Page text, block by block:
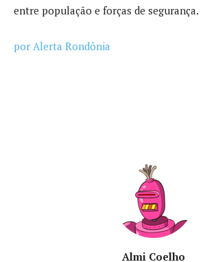
entre população e forças de segurança.
por Alerta Rondônia
Almi Coelho